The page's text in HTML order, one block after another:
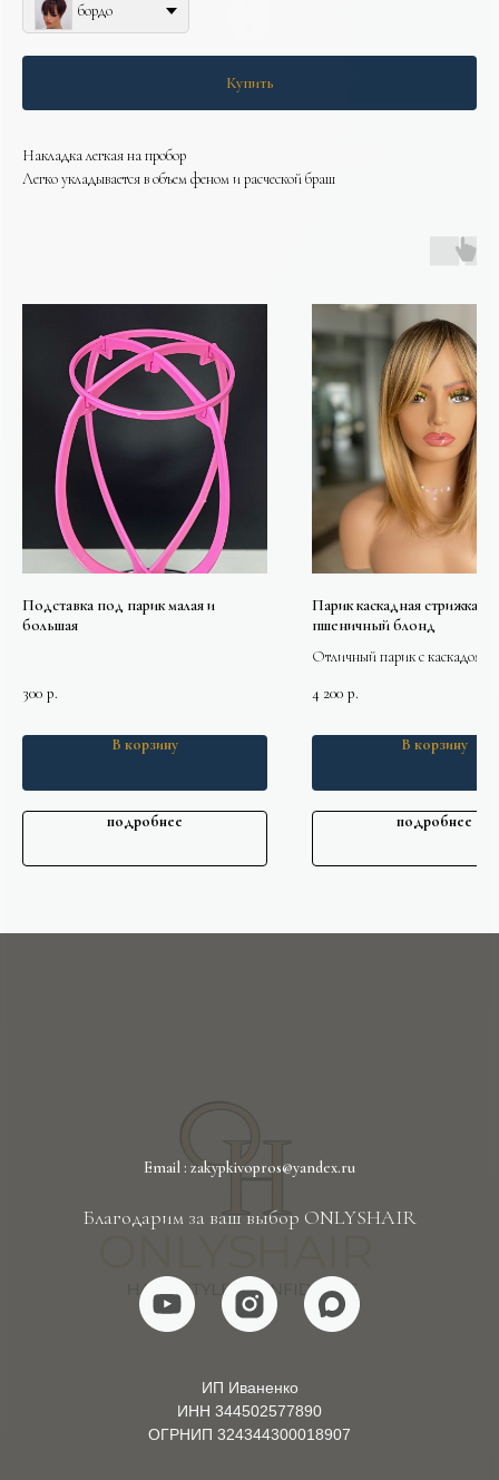
бордо
Купить
Накладка легкая на пробор
Легко укладывается в объем феном и расческой браш
Подставка под парик малая и
большая
300 р.
В корзину
подробнее
Парик каскадная стрижка
пшеничный блонд
Отличный парик с каскадом
минимальная плотность волос .
регулировать крючками
4 200 р.
В корзину
подробнее
Email : zakypkivopros@yandex.ru
Благодарим за ваш выбор ONLYSHAIR
ИП Иваненко
ИНН 344502577890
ОГРНИП 324344300018907